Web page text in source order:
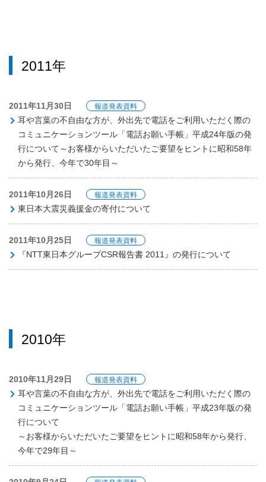
2011年
2011年11月30日 報道発表資料
耳や言葉の不自由な方が、外出先で電話をご利用いただく際の
コミュニケーションツール「電話お願い手帳」平成24年版の発
行について～お客様からいただいたご要望をヒントに昭和58年
から発行、今年で30年目～
2011年10月26日 報道発表資料
東日本大震災義援金の寄付について
2011年10月25日 報道発表資料
『NTT東日本グループCSR報告書 2011』の発行について
2010年
2010年11月29日 報道発表資料
耳や言葉の不自由な方が、外出先で電話をご利用いただく際の
コミュニケーションツール「電話お願い手帳」平成23年版の発
行について
～お客様からいただいたご要望をヒントに昭和58年から発行、
今年で29年目～